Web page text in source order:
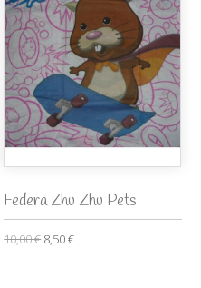
Federa Zhu Zhu Pets
10,00 € 8,50 €